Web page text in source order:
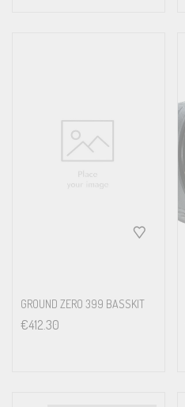
GROUND ZERO 399 BASSKIT
€412.30